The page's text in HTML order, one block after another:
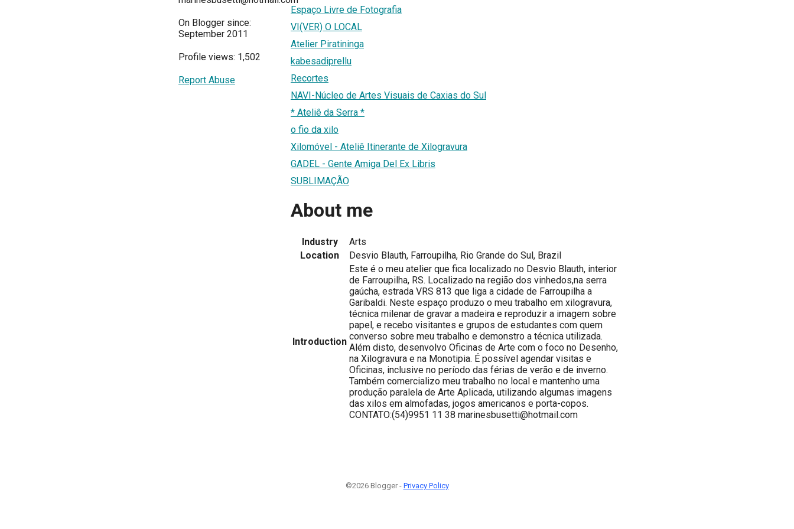
On Blogger since:
September 2011
Profile views: 1,502
Report Abuse
Espaço Livre de Fotografia
VI(VER) O LOCAL
Atelier Piratininga
kabesadiprellu
Recortes
NAVI-Núcleo de Artes Visuais de Caxias do Sul
* Ateliê da Serra *
o fio da xilo
Xilomóvel - Ateliê Itinerante de Xilogravura
GADEL - Gente Amiga Del Ex Libris
SUBLIMAÇÃO
About me
Industry
Arts
Location
Desvio Blauth, Farroupilha, Rio Grande do Sul, Brazil
Introduction
Este é o meu atelier que fica localizado no Desvio Blauth, interior
de Farroupilha, RS. Localizado na região dos vinhedos,na serra
gaúcha, estrada VRS 813 que liga a cidade de Farroupilha a
Garibaldi. Neste espaço produzo o meu trabalho em xilogravura,
técnica milenar de gravar a madeira e reproduzir a imagem sobre
papel, e recebo visitantes e grupos de estudantes com quem
converso sobre meu trabalho e demonstro a técnica utilizada.
Além disto, desenvolvo Oficinas de Arte com o foco no Desenho,
na Xilogravura e na Monotipia. É possível agendar visitas e
Oficinas, inclusive no período das férias de verão e de inverno.
Também comercializo meu trabalho no local e mantenho uma
produção paralela de Arte Aplicada, utilizando algumas imagens
das xilos em almofadas, jogos americanos e porta-copos.
CONTATO:(54)9951 11 38 marinesbusetti@hotmail.com
©2026 Blogger - Privacy Policy